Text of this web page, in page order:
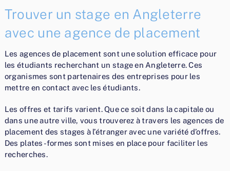
Trouver un stage en Angleterre
avec une agence de placement
Les agences de placement sont une solution efficace pour
les étudiants recherchant un stage en Angleterre. Ces
organismes sont partenaires des entreprises pour les
mettre en contact avec les étudiants.
Les offres et tarifs varient. Que ce soit dans la capitale ou
dans une autre ville, vous trouverez à travers les agences de
placement des stages à l’étranger avec une variété d’offres.
Des plates-formes sont mises en place pour faciliter les
recherches.